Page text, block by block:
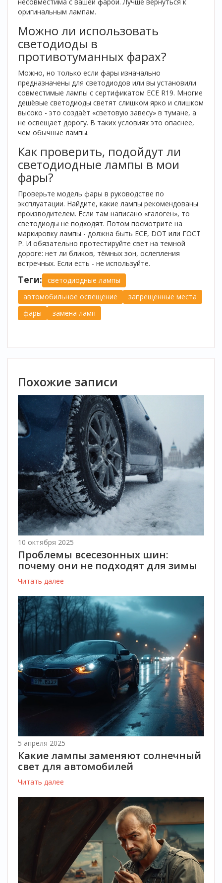
оригинальным лампам.
Можно ли использовать
светодиоды в
противотуманных фарах?
Можно, но только если фары изначально
предназначены для светодиодов или вы установили
совместимые лампы с сертификатом ECE R19. Многие
дешёвые светодиоды светят слишком ярко и слишком
высоко - это создаёт «световую завесу» в тумане, а
не освещает дорогу. В таких условиях это опаснее,
чем обычные лампы.
Как проверить, подойдут ли
светодиодные лампы в мои
фары?
Проверьте модель фары в руководстве по
эксплуатации. Найдите, какие лампы рекомендованы
производителем. Если там написано «галоген», то
светодиоды не подходят. Потом посмотрите на
маркировку лампы - должна быть ECE, DOT или ГОСТ
Р. И обязательно протестируйте свет на темной
дороге: нет ли бликов, тёмных зон, ослепления
встречных. Если есть - не используйте.
Теги:
светодиодные лампы
автомобильное освещение
запрещенные места
фары
замена ламп
Похожие записи
10 октября 2025
Проблемы всесезонных шин:
почему они не подходят для зимы
Читать далее
5 апреля 2025
Какие лампы заменяют солнечный
свет для автомобилей
Читать далее